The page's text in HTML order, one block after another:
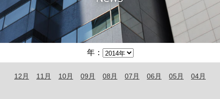
年：
12月 11月 10月 09月 08月 07月 06月 05月 04月